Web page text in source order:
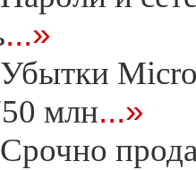
...»
Убытки
млн...»
Срочно